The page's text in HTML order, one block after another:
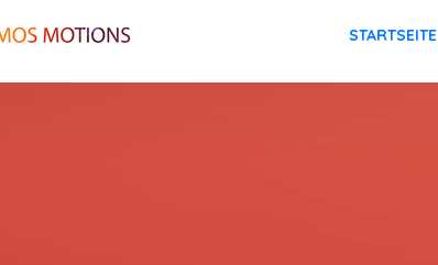
STARTSEITE